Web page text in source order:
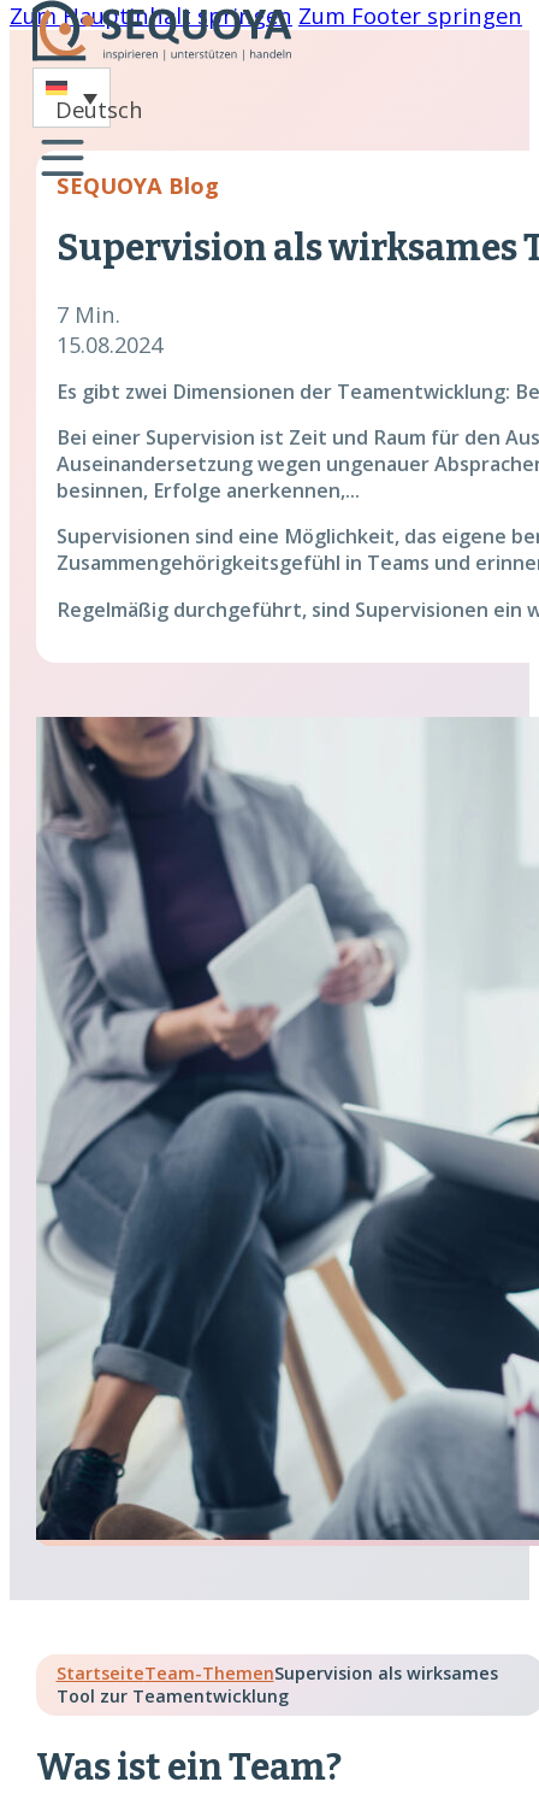
Zum Hauptinhalt springen Zum Footer springen
Deutsch
SEQUOYA Blog
Supervision als
7 Min.
15.08.2024
Es gibt zwei Dimensionen der Teamentwicklung:
Bei einer Supervision ist Zeit und Raum für den
Auseinandersetzung wegen ungenauer
besinnen, Erfolge anerkennen,...
Supervisionen sind eine Möglichkeit, das eigene
Zusammengehörigkeitsgefühl in Teams und
Regelmäßig durchgeführt, sind Supervisionen ein
StartseiteTeam-ThemenSupervision als wirksames
Tool zur Teamentwicklung
Was ist ein Team?